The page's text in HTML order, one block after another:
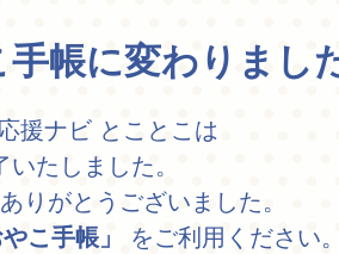
帳に変わりまし
援ナビ とことこは
いたしました。
りがとうございました。
こ手帳」 をご利用ください